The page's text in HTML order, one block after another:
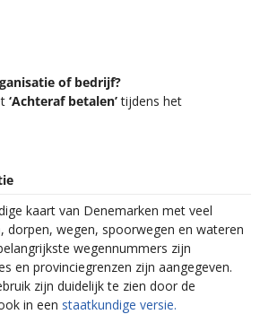
of bedrijf?
‘Achteraf betalen’tijdens het
kaart van Denemarken met veel
dorpen, wegen, spoorwegen en wateren
wegennummers zijn
en provinciegrenzen zijn aangegeven.
zijn duidelijk te zien door de
in een staatkundige versie.